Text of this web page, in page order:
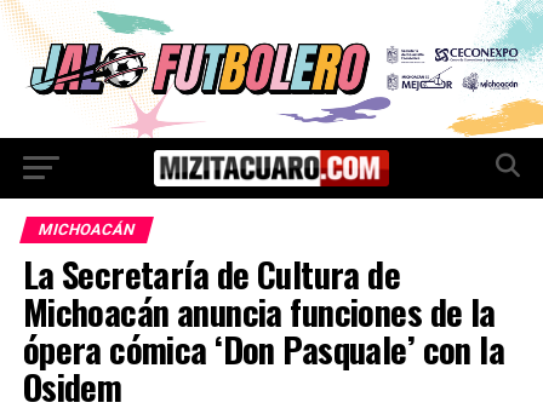
MICHOACÁN
La Secretaría de Cultura de
Michoacán anuncia funciones de la
ópera cómica ‘Don Pasquale’ con la
Osidem